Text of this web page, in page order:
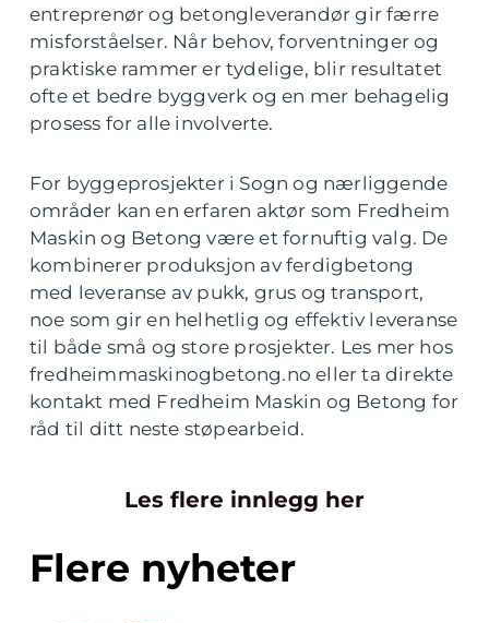
entreprenør og betongleverandør gir færre
misforståelser. Når behov, forventninger og
praktiske rammer er tydelige, blir resultatet
ofte et bedre byggverk og en mer behagelig
prosess for alle involverte.
For byggeprosjekter i Sogn og nærliggende
områder kan en erfaren aktør som Fredheim
Maskin og Betong være et fornuftig valg. De
kombinerer produksjon av ferdigbetong
med leveranse av pukk, grus og transport,
noe som gir en helhetlig og effektiv leveranse
til både små og store prosjekter. Les mer hos
fredheimmaskinogbetong.no eller ta direkte
kontakt med Fredheim Maskin og Betong for
råd til ditt neste støpearbeid.
Les flere innlegg her
Flere nyheter